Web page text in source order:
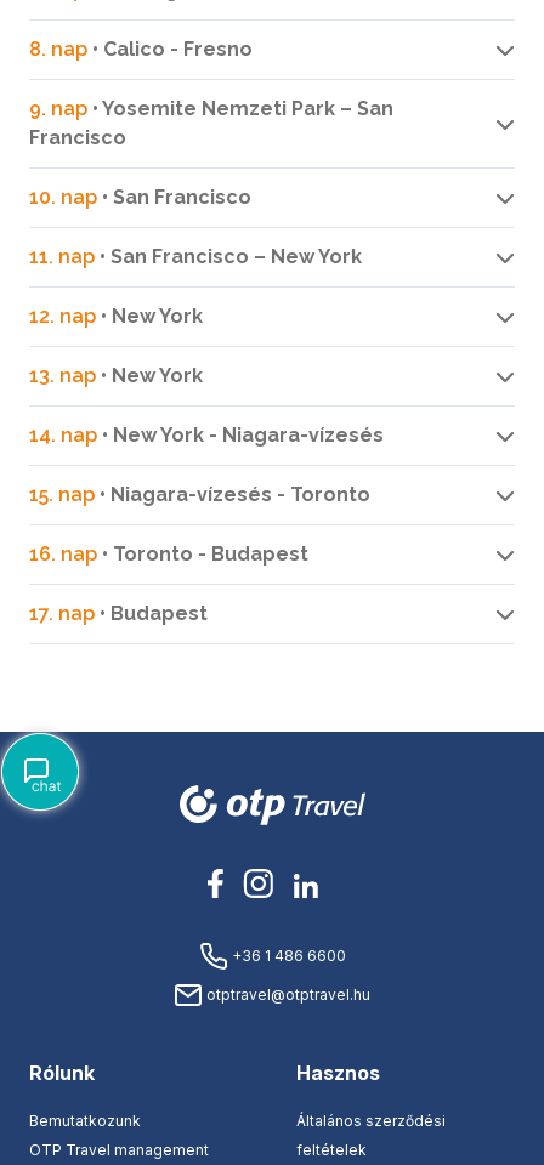
8. nap • Calico - Fresno
9. nap • Yosemite Nemzeti Park – San
Francisco
10. nap • San Francisco
11. nap • San Francisco – New York
12. nap • New York
13. nap • New York
14. nap • New York - Niagara-vízesés
15. nap • Niagara-vízesés - Toronto
16. nap • Toronto - Budapest
17. nap • Budapest
+36 1 486 6600
otptravel@otptravel.hu
Rólunk
Bemutatkozunk
OTP Travel management
Hasznos
Általános szerződési
feltételek